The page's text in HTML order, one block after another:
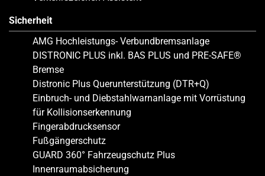
Sicherheit
AMG Hochleistungs- Verbundbremsanlage
DISTRONIC PLUS inkl. BAS PLUS und PRE-SAFE®
Bremse
Distronic Plus Querunterstützung (DTR+Q)
Einbruch- und Diebstahlwarnanlage mit Vorrüstung
für Kollisionserkennung
Fingerabdrucksensor
Fußgängerschutz
GUARD 360° Fahrzeugschutz Plus
Innenraumabsicherung